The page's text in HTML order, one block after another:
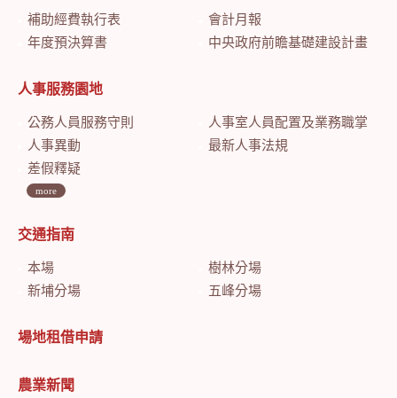
補助經費執行表
會計月報
年度預決算書
中央政府前瞻基礎建設計畫特別預算會計月報
人事服務園地
公務人員服務守則
人事室人員配置及業務職掌
人事異動
最新人事法規
差假釋疑
more
交通指南
本場
樹林分場
新埔分場
五峰分場
場地租借申請
農業新聞